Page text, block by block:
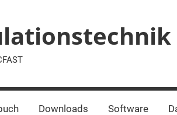
Downloads Software